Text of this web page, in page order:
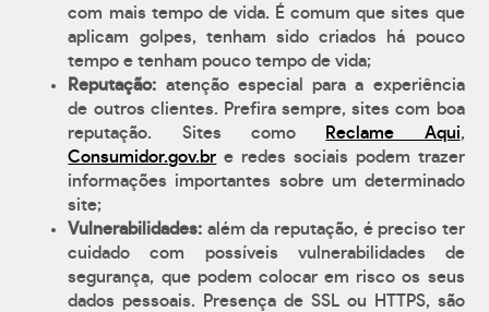
com mais tempo de vida. É comum que sites que
aplicam golpes, tenham sido criados há pouco
tempo e tenham pouco tempo de vida;
Reputação: atenção especial para a experiência
de outros clientes. Prefira sempre, sites com boa
reputação. Sites como
Reclame Aqui,
Consumidor.gov.br e redes sociais podem trazer
informações importantes sobre um determinado
site;
Vulnerabilidades: além da reputação, é preciso ter
cuidado com possíveis vulnerabilidades de
segurança, que podem colocar em risco os seus
dados pessoais. Presença de SSL ou HTTPS, são